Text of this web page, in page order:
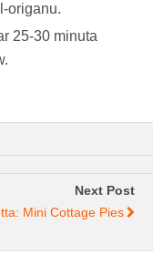
origanu.
25-30 minuta
Next Post
Mini Cottage Pies